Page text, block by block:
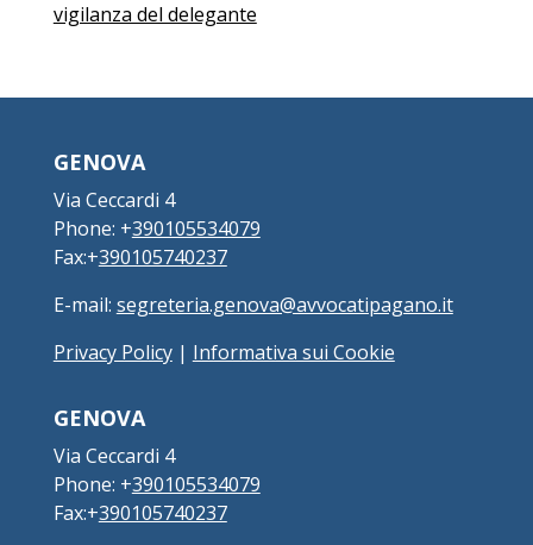
vigilanza del delegante
GENOVA
Via Ceccardi 4
Phone: +390105534079
Fax:+390105740237
E-mail: segreteria.genova@avvocatipagano.it
Privacy Policy| Informativa sui Cookie
GENOVA
Via Ceccardi 4
Phone: +390105534079
Fax:+390105740237